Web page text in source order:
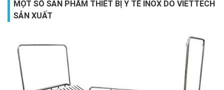
MỘT SỐ SẢN PHẨM THIẾT BỊ Y TẾ INOX DO VIETTECH
SẢN XUẤT